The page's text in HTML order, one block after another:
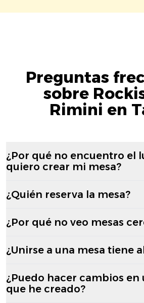
Preguntas
sobre
Rimini en
¿Por qué no encuentro el
quiero crear mi mesa?
¿Quién reserva la mesa?
¿Por qué no veo mesas
¿Unirse a una mesa tiene
¿Puedo hacer cambios en
que he creado?